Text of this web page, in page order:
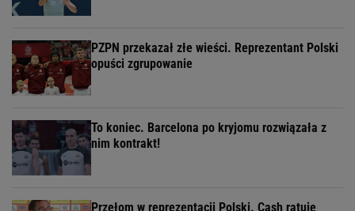
PZPN przekazał złe wieści. Reprezentant Polski
opuści zgrupowanie
To koniec. Barcelona po kryjomu rozwiązała z
nim kontrakt!
Przełom w reprezentacji Polski. Cash ratuje